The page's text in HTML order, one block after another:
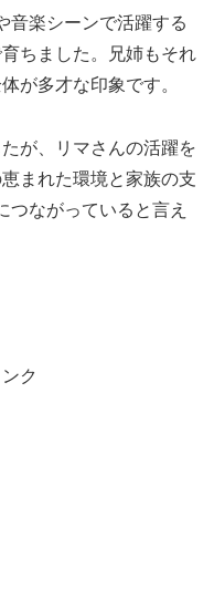
音楽シーンで活躍する
ちました。兄姉もそれ
が多才な印象です。
が、リマさんの活躍を
まれた環境と家族の支
ながっていると言え
ク